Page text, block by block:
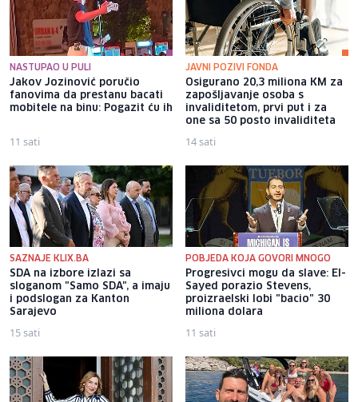
NASTUPAO U PULI
Jakov Jozinović poručio
fanovima da prestanu bacati
mobitele na binu: Pogazit ću ih
11 sati
JAVNI POZIVI FONDA
Osigurano 20,3 miliona KM za
zapošljavanje osoba s
invaliditetom, prvi put i za
one sa 50 posto invaliditeta
14 sati
SAZNAJE KLIX.BA
SDA na izbore izlazi sa
sloganom "Samo SDA", a imaju
i podslogan za Kanton
Sarajevo
15 sati
POBJEDA KOJA GOVORI MNOGO
Progresivci mogu da slave: El-
Sayed porazio Stevens,
proizraelski lobi "bacio" 30
miliona dolara
11 sati